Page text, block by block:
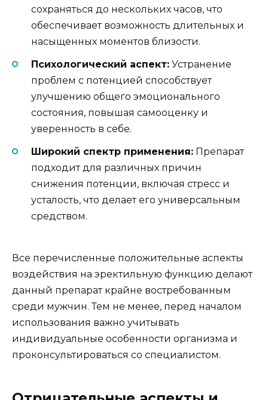
сохраняться до нескольких часов, что
обеспечивает возможность длительных и
насыщенных моментов близости.
Психологический аспект: Устранение
проблем с потенцией способствует
улучшению общего эмоционального
состояния, повышая самооценку и
уверенность в себе.
Широкий спектр применения: Препарат
подходит для различных причин
снижения потенции, включая стресс и
усталость, что делает его универсальным
средством.
Все перечисленные положительные аспекты
воздействия на эректильную функцию делают
данный препарат крайне востребованным
среди мужчин. Тем не менее, перед началом
использования важно учитывать
индивидуальные особенности организма и
проконсультироваться со специалистом.